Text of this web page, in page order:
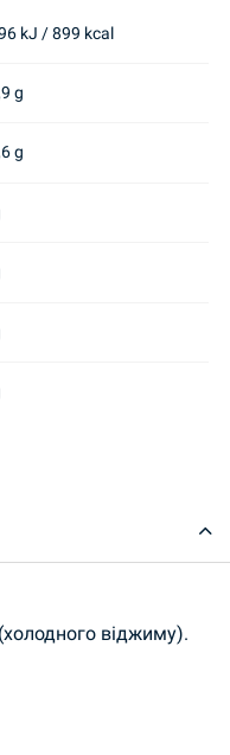
kJ / 899 kcal
g
g
віджиму).